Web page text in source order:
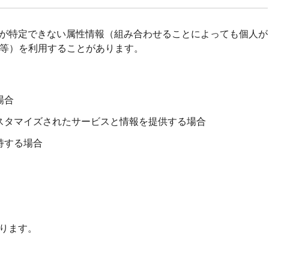
特定できない属性情報（組み合わせることによっても個人が
を利用することがあります。
合
マイズされたサービスと情報を提供する場合
する場合
す。